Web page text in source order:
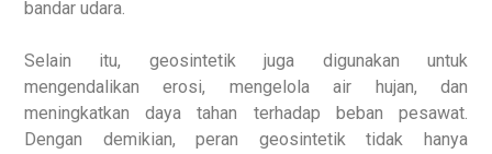
bandar udara.
Selain itu, geosintetik juga digunakan untuk
mengendalikan erosi, mengelola air hujan, dan
meningkatkan daya tahan terhadap beban pesawat.
Dengan demikian, peran geosintetik tidak hanya